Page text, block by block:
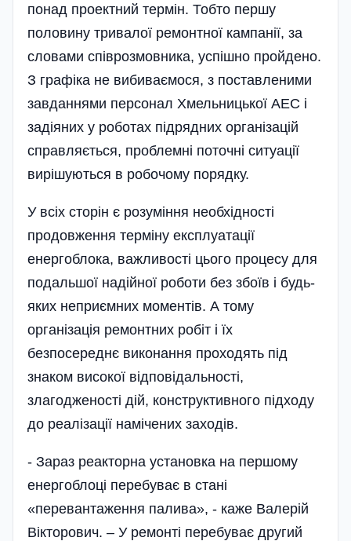
понад проектний термін. Тобто першу
половину тривалої ремонтної кампанії, за
словами співрозмовника, успішно пройдено.
З графіка не вибиваємося, з поставленими
завданнями персонал Хмельницької АЕС і
задіяних у роботах підрядних організацій
справляється, проблемні поточні ситуації
вирішуються в робочому порядку.
У всіх сторін є розуміння необхідності
продовження терміну експлуатації
енергоблока, важливості цього процесу для
подальшої надійної роботи без збоїв і будь-
яких неприємних моментів. А тому
організація ремонтних робіт і їх
безпосереднє виконання проходять під
знаком високої відповідальності,
злагодженості дій, конструктивного підходу
до реалізації намічених заходів.
- Зараз реакторна установка на першому
енергоблоці перебуває в стані
«перевантаження палива», - каже Валерій
Вікторович. – У ремонті перебуває другий